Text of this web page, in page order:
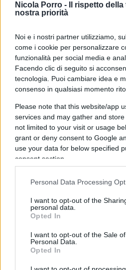
Nicola Porro -
Il rispetto
nostra priorità
Noi e i nostri partner utilizziamo,
come i cookie per personalizzare
funzionalità per social media e
Facendo clic di seguito si
tecnologia. Puoi cambiare idea e
consenso in qualsiasi momento
Please note that this website/app
services and may gather and
not limited to your visit or usage
grant or deny consent to Google
use your data for below specified
consent section.
Personal Data Processing
I want to opt-out of the
personal data.
Opted In
I want to opt-out of the Sale
Personal Data.
Opted In
ECONOMIA /
Salario minimo? Ecco
un disastro sia per i
le imprese
diMarco Zannini